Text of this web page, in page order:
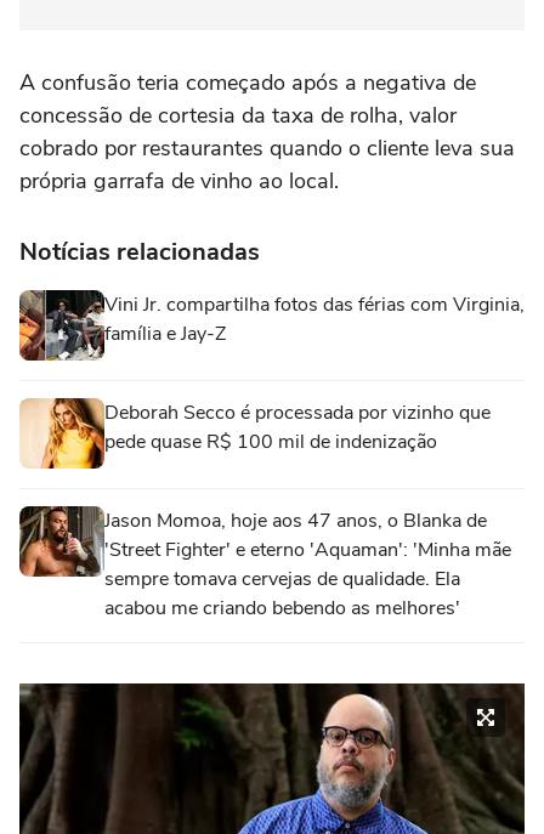
A confusão teria começado após a negativa de
concessão de cortesia da taxa de rolha, valor
cobrado por restaurantes quando o cliente leva sua
própria garrafa de vinho ao local.
Notícias relacionadas
Vini Jr. compartilha fotos das férias com Virginia,
família e Jay-Z
Deborah Secco é processada por vizinho que
pede quase R$ 100 mil de indenização
Jason Momoa, hoje aos 47 anos, o Blanka de
'Street Fighter' e eterno 'Aquaman': 'Minha mãe
sempre tomava cervejas de qualidade. Ela
acabou me criando bebendo as melhores'